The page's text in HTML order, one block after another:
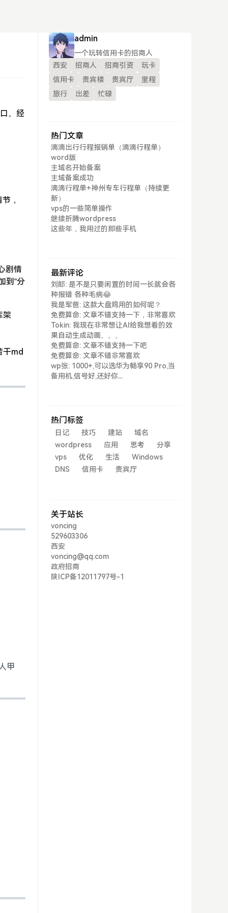
。经
，
剧情
到“分
架
干md
甲
admin
一个玩转信用卡的招商人
西安
招商人 招商引资
玩卡
信用卡
贵宾楼 贵宾厅
里程
旅行
出差 忙碌
热门文章
滴滴出行行程报销单（滴滴行程单）
word版
主域名开始备案
主域备案成功
滴滴行程单+神州专车行程单（持续更
新）
vps的一些简单操作
继续折腾wordpress
这些年，我用过的那些手机
最新评论
刘郎: 是不是只要闲置的时间一长就会各
种报错 各种毛病😂
我是军爸: 这款大盘鸡用的如何呢？
免费算命: 文章不错支持一下，非常喜欢
Tokin: 我现在非常想让AI给我想看的效
果自动生成动画。。。
免费算命: 文章不错支持一下吧
免费算命: 文章不错非常喜欢
wp张: 1000+,可以选华为畅享90 Pro,当
备用机,信号好,还好你...
热门标签
日记 技巧 建站
域名
wordpress
应用 思考
分享
vps
优化 生活
Windows
DNS
信用卡 贵宾厅
关于站长
voncing
529603306
西安
voncing@qq.com
政府招商
陕ICP备12011797号-1